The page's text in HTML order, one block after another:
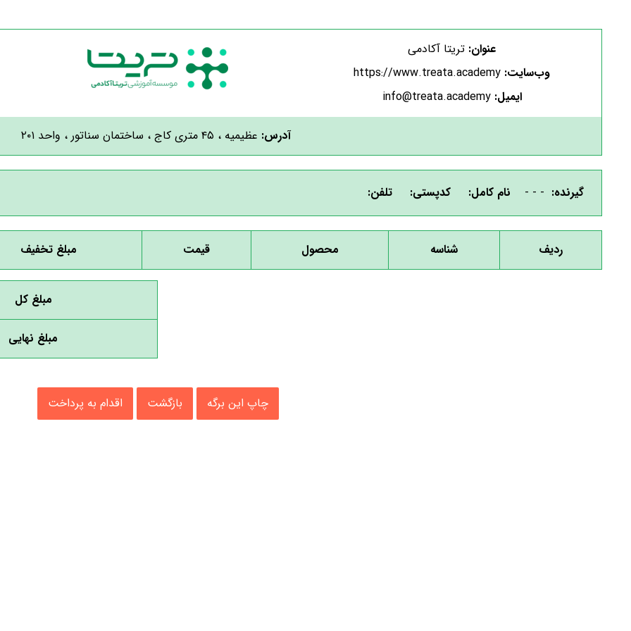
عنوان: تریتا آکادمی
وب‌سایت: https://www.treata.academy
ایمیل: info@treata.academy
آدرس: عظیمیه ، ۴۵ متری کاج ، ساختمان سناتور ، واحد ۲۰۱
گیرنده: - - - نام کامل: کدپستی: تلفن:
ردیف شناسه محصول قیمت مبلغ تخفیف
مبلغ کل
مبلغ نهایی
چاپ این برگه بازگشت اقدام به پرداخت